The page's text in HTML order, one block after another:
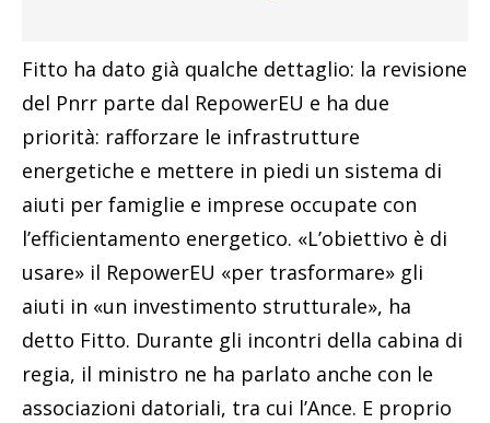
Fitto ha dato già qualche dettaglio: la revisione
del Pnrr parte dal RepowerEU e ha due
priorità: rafforzare le infrastrutture
energetiche e mettere in piedi un sistema di
aiuti per famiglie e imprese occupate con
l’efficientamento energetico. «L’obiettivo è di
usare» il RepowerEU «per trasformare» gli
aiuti in «un investimento strutturale», ha
detto Fitto. Durante gli incontri della cabina di
regia, il ministro ne ha parlato anche con le
associazioni datoriali, tra cui l’Ance. E proprio